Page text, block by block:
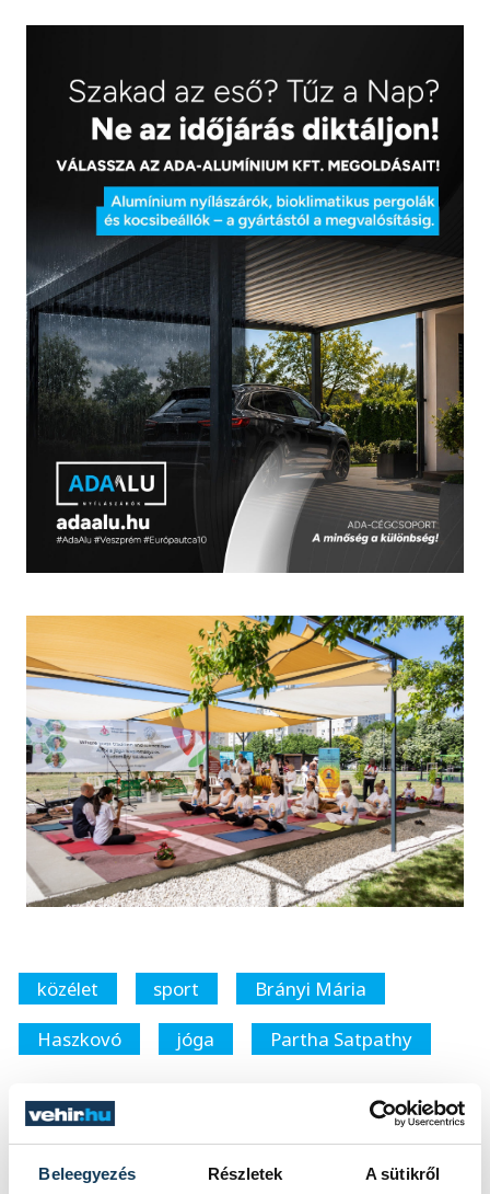
Beleegyezés Részletek A sütikről
közélet sport
Brányi Mária
Haszkovó
jóga Partha Satpathy
FOTÓS